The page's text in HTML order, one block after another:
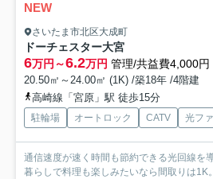
NEW
さいたま市北区大成町
ドーチェスター大宮
6万円～6.2万円 管理/共益費4,000円
20.50㎡～24.00㎡ (1K) /築18年 /4階建
高崎線「宮原」駅 徒歩15分
駐輪場 オートロック CATV 光フ
通信速度が速く時間も節約できる光回線を
暮らしで料理も楽しみたいなら間取りは1K